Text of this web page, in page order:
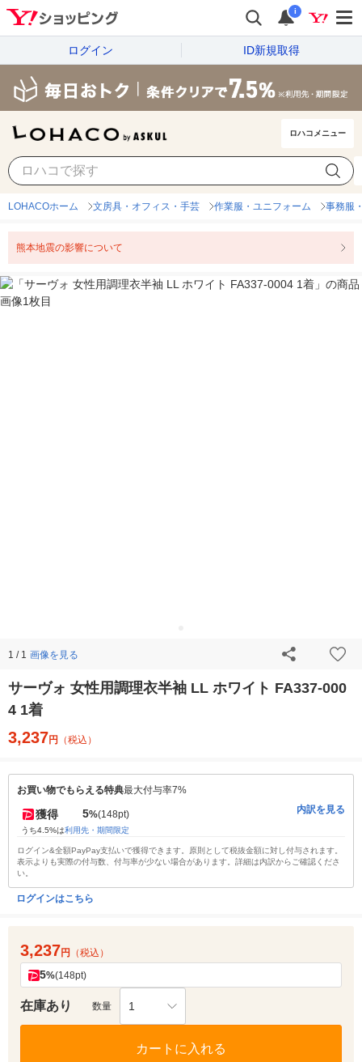
i
ログイン ID新規取得
ロハコメニュー
LOHACOホーム 文房具・オフィス・手芸 作業服・ユニフォーム 事務服
熊本地震の影響について
1 / 1 画像を見る
サーヴォ 女性用調理衣半袖 LL ホワイト FA337-000
4 1着
3,237円 （税込）
お買い物でもらえる特典最大付与率7%
獲得 5%(148pt)
うち4.5%は利用先・期間限定
内訳を見る
ログイン&全額PayPay支払いで獲得できます。原則として税抜金額に対し付与されます。
表示よりも実際の付与数、付与率が少ない場合があります。詳細は内訳からご確認くださ
い。
ログインはこちら
3,237円 （税込）
5%(148pt)
在庫あり 数量 1
カートに入れる